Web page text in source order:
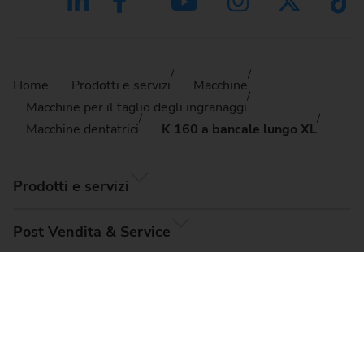
Home Prodotti e servizi
Macchine
Macchine per il taglio degli ingranaggi
Macchine dentatrici
K 160 a bancale lungo XL
Prodotti e servizi
Post Vendita & Service